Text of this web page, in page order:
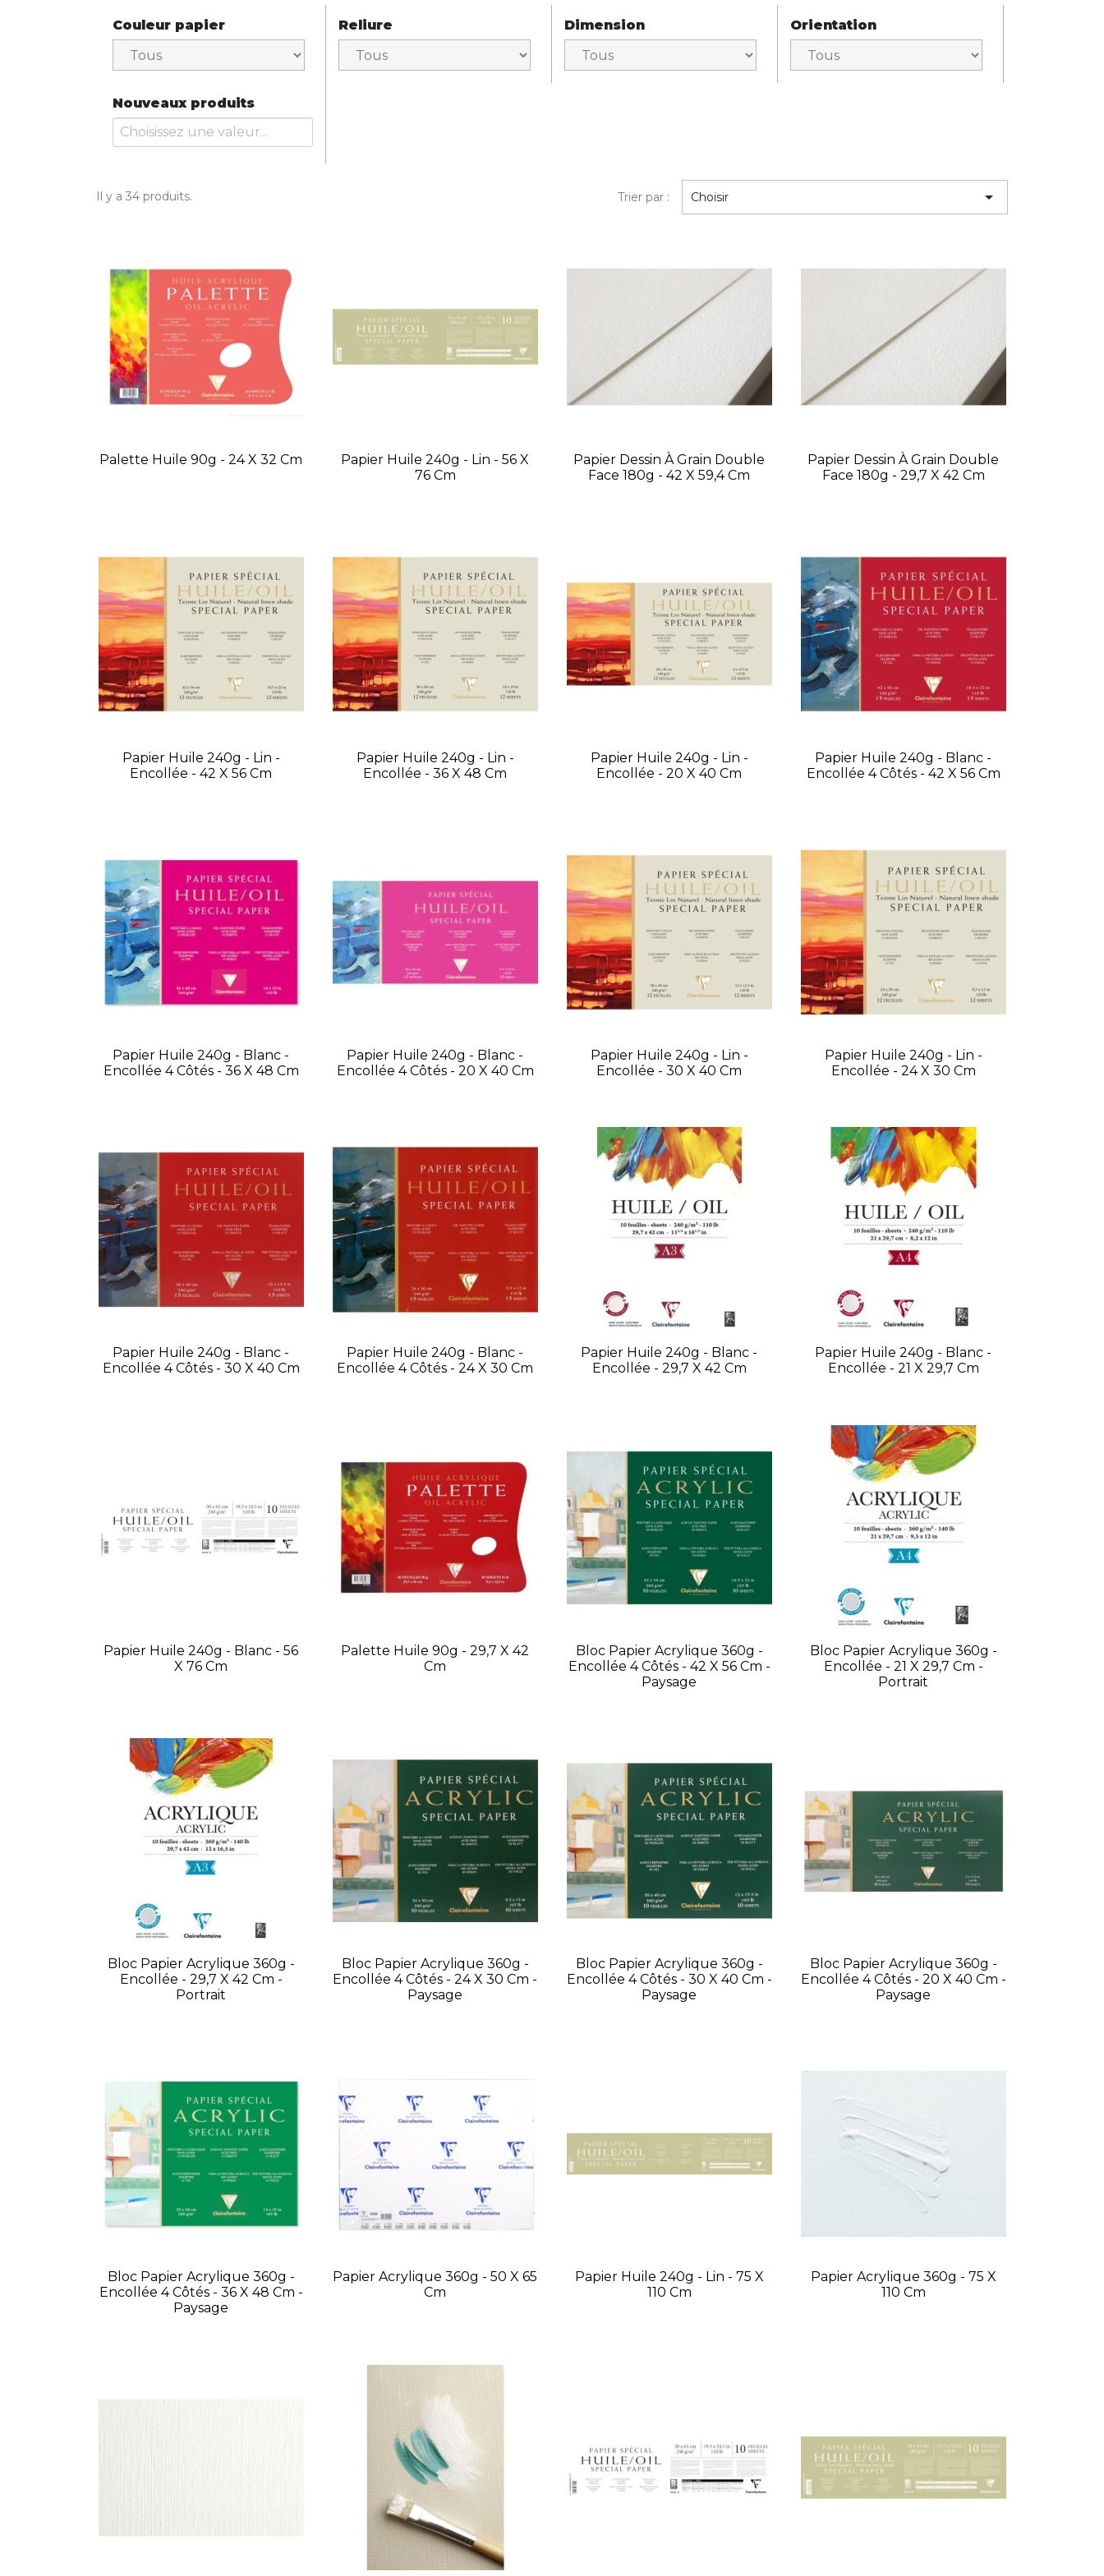
Couleur papier Reliure Dimension Orientation
Nouveaux produits
Il y a 34 produits. Trier par : Choisir 
Palette Huile 90g - 24 X 32 Cm
Papier Huile 240g - Lin - 56 X
76 Cm
Papier Dessin À Grain Double
Face 180g - 42 X 59,4 Cm
Papier Dessin À Grain Double
Face 180g - 29,7 X 42 Cm
Papier Huile 240g - Lin -
Encollée - 42 X 56 Cm
Papier Huile 240g - Lin -
Encollée - 36 X 48 Cm
Papier Huile 240g - Lin -
Encollée - 20 X 40 Cm
Papier Huile 240g - Blanc -
Encollée 4 Côtés - 42 X 56 Cm
Papier Huile 240g - Blanc -
Encollée 4 Côtés - 36 X 48 Cm
Papier Huile 240g - Blanc -
Encollée 4 Côtés - 20 X 40 Cm
Papier Huile 240g - Lin -
Encollée - 30 X 40 Cm
Papier Huile 240g - Lin -
Encollée - 24 X 30 Cm
Papier Huile 240g - Blanc -
Encollée 4 Côtés - 30 X 40 Cm
Papier Huile 240g - Blanc -
Encollée 4 Côtés - 24 X 30 Cm
Papier Huile 240g - Blanc -
Encollée - 29,7 X 42 Cm
Papier Huile 240g - Blanc -
Encollée - 21 X 29,7 Cm
Papier Huile 240g - Blanc - 56
X 76 Cm
Palette Huile 90g - 29,7 X 42
Cm
Bloc Papier Acrylique 360g -
Encollée 4 Côtés - 42 X 56 Cm -
Paysage
Bloc Papier Acrylique 360g -
Encollée - 21 X 29,7 Cm -
Portrait
Bloc Papier Acrylique 360g -
Encollée - 29,7 X 42 Cm -
Portrait
Bloc Papier Acrylique 360g -
Encollée 4 Côtés - 24 X 30 Cm -
Paysage
Bloc Papier Acrylique 360g -
Encollée 4 Côtés - 30 X 40 Cm -
Paysage
Bloc Papier Acrylique 360g -
Encollée 4 Côtés - 20 X 40 Cm -
Paysage
Bloc Papier Acrylique 360g -
Encollée 4 Côtés - 36 X 48 Cm -
Paysage
Papier Acrylique 360g - 50 X 65
Cm
Papier Huile 240g - Lin - 75 X
110 Cm
Papier Acrylique 360g - 75 X
110 Cm